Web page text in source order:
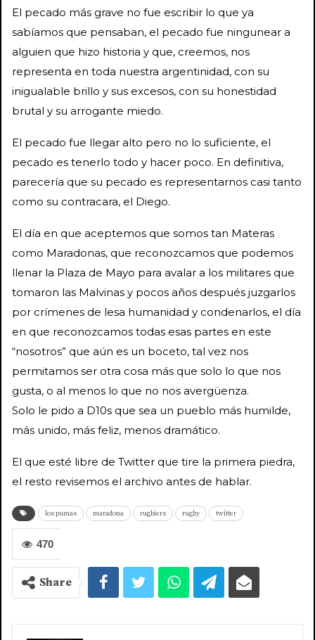
El pecado más grave no fue escribir lo que ya
sabíamos que pensaban, el pecado fue ningunear a
alguien que hizo historia y que, creemos, nos
representa en toda nuestra argentinidad, con su
inigualable brillo y sus excesos, con su honestidad
brutal y su arrogante miedo.
El pecado fue llegar alto pero no lo suficiente, el
pecado es tenerlo todo y hacer poco. En definitiva,
parecería que su pecado es representarnos casi tanto
como su contracara, el Diego.
El día en que aceptemos que somos tan Materas
como Maradonas, que reconozcamos que podemos
llenar la Plaza de Mayo para avalar a los militares que
tomaron las Malvinas y pocos años después juzgarlos
por crímenes de lesa humanidad y condenarlos, el día
en que reconozcamos todas esas partes en este
“nosotros” que aún es un boceto, tal vez nos
permitamos ser otra cosa más que solo lo que nos
gusta, o al menos lo que no nos avergüenza.
Solo le pido a D10s que sea un pueblo más humilde,
más unido, más feliz, menos dramático.
El que esté libre de Twitter que tire la primera piedra,
el resto revisemos el archivo antes de hablar.
los pumas maradona rugbiers rugby twitter
470
Share